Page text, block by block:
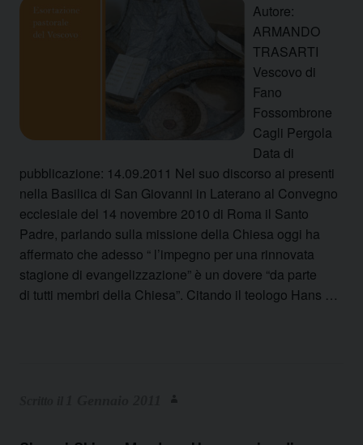
Autore:
ARMANDO
TRASARTI
Vescovo di
Fano
Fossombrone
Cagli Pergola
Data di
pubblicazione: 14.09.2011 Nel suo discorso ai presenti
nella Basilica di San Giovanni in Laterano al Convegno
ecclesiale del 14 novembre 2010 di Roma il Santo
Padre, parlando sulla missione della Chiesa oggi ha
affermato che adesso “ l’impegno per una rinnovata
stagione di evangelizzazione” è un dovere “da parte
di tutti membri della Chiesa”. Citando il teologo Hans …